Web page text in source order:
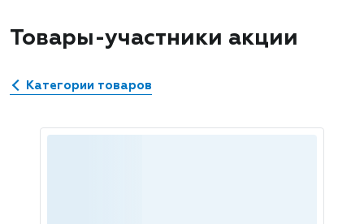
Товары-участники акции
Категории товаров